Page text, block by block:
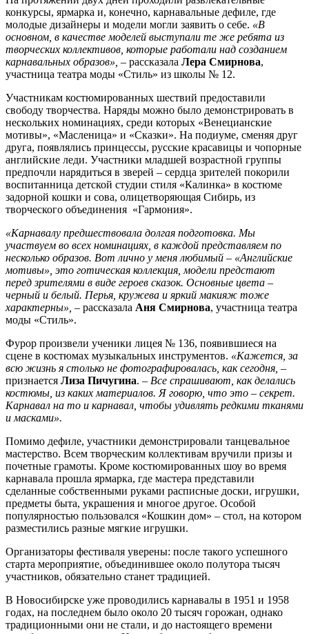
конкурсы, ярмарка и, конечно, карнавальные дефиле, где
молодые дизайнеры и модели могли заявить о себе. «В
основном, в качестве моделей выступали те же ребята из
творческих коллективов, которые работали над созданием
карнавальных образов», – рассказала Лера Смирнова,
участница театра моды «Стиль» из школы № 12.
Участникам костюмированных шествий предоставили
свободу творчества. Наряды можно было демонстрировать в
нескольких номинациях, среди которых «Венецианские
мотивы», «Масленица» и «Сказки». На подиуме, сменяя друг
друга, появлялись принцессы, русские красавицы и чопорные
английские леди. Участники младшей возрастной группы
предпочли нарядиться в зверей – сердца зрителей покорили
воспитанница детской студии стиля «Калинка» в костюме
задорной кошки и cова, олицетворяющая Сибирь, из
творческого объединения «Гармония».
«Карнавалу предшествовала долгая подготовка. Мы
участвуем во всех номинациях, в каждой представляем по
несколько образов. Вот лично у меня любимый – «Английские
мотивы», это готическая коллекция, модели предстают
перед зрителями в виде героев сказок. Основные цвета –
черный и белый. Перья, кружева и яркий макияж тоже
характерны», – рассказала Аня Смирнова, участница театра
моды «Стиль».
Фурор произвели ученики лицея № 136, появившиеся на
сцене в костюмах музыкальных инструментов. «Кажется, за
всю жизнь я столько не фотографировалась, как сегодня, –
признается Лиза Пичугина. – Все спрашивают, как делались
костюмы, из каких материалов. Я говорю, что это – секрет.
Карнавал на то и карнавал, чтобы удивлять редкими тканями
и масками».
Помимо дефиле, участники демонстрировали танцевальное
мастерство. Всем творческим коллективам вручили призы и
почетные грамоты. Кроме костюмированных шоу во время
карнавала прошла ярмарка, где мастера представили
сделанные собственными руками расписные доски, игрушки,
предметы быта, украшения и многое другое. Особой
популярностью пользовался «Кошкин дом» – стол, на котором
разместились разные мягкие игрушки.
Организаторы фестиваля уверены: после такого успешного
старта мероприятие, объединившее около полутора тысяч
участников, обязательно станет традицией.
В Новосибирске уже проводились карнавалы в 1951 и 1958
годах, на последнем было около 20 тысяч горожан, однако
традиционными они не стали, и до настоящего времени